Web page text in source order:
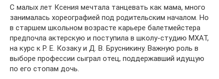
С малых лет Ксения мечтала танцевать как мама, много
занималась хореографией под родительским началом. Но
в старшем школьном возрасте карьере балетмейстера
предпочла актерскую и поступила в школу-студию МХАТ,
на курс к Р. Е. Козаку и Д. В. Брусникину. Важную роль в
выборе профессии сыграл отец, поддержавший идущую
по его стопам дочь.